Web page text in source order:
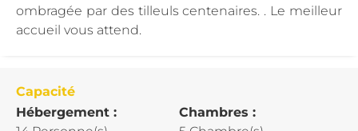
ombragée par des tilleuls centenaires. . Le meilleur
accueil vous attend.
Capacité
Hébergement :
Chambres :